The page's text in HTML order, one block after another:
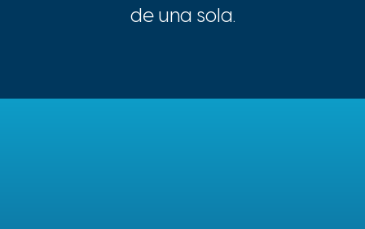
de una sola.